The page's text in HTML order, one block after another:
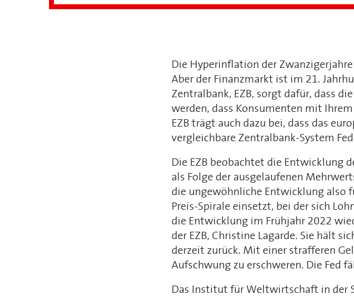
Die Hyperinflation der
Aber der Finanzmarkt ist im 21.
Zentralbank, EZB, sorgt dafür, dass
werden, dass Konsumenten mit
EZB trägt auch dazu bei, dass das
vergleichbare Zentralbank-System
Die EZB beobachtet die Entwicklung
als Folge der ausgelaufenen
die ungewöhnliche Entwicklung also
Preis-Spirale einsetzt, bei der sich
die Entwicklung im Frühjahr 2022
der EZB, Christine Lagarde. Sie hält
derzeit zurück. Mit einer strafferen
Aufschwung zu erschweren. Die Fed
Das Institut für Weltwirtschaft in der